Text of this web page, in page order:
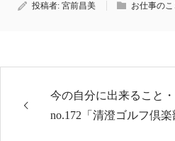
投稿者: 宮前昌美 お仕事のこ
今の自分に出来ること・
no.172「清澄ゴルフ倶